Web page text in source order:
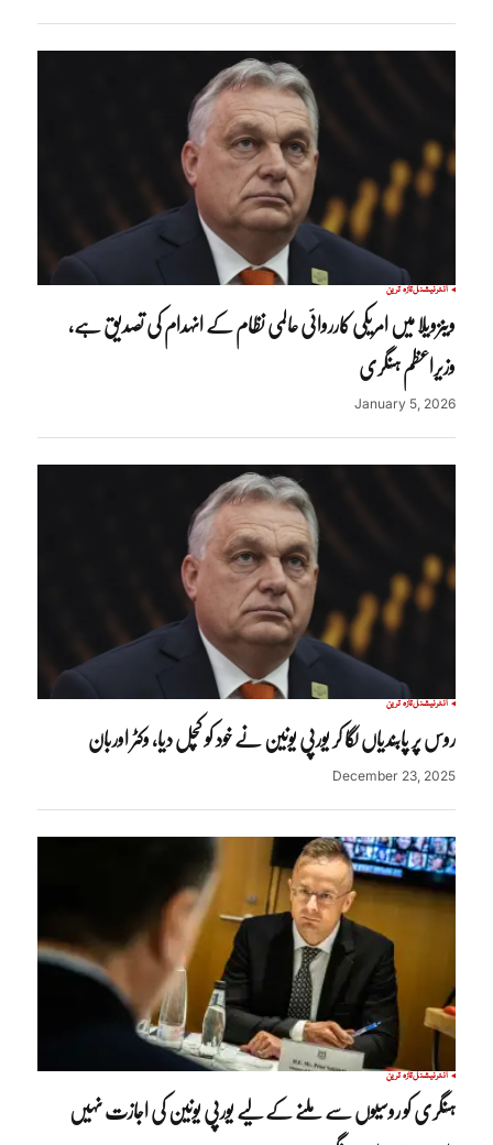
انٹرنیشنلتازہ ترین
وینزویلا میں امریکی کارروائی عالمی نظام کے انہدام کی تصدیق ہے،
وزیراعظم ہنگری
January 5, 2026
انٹرنیشنلتازہ ترین
روس پر پابندیاں لگا کر یورپی یونین نے خود کو کچل دیا، وکٹر اوربان
December 23, 2025
انٹرنیشنلتازہ ترین
ہنگری کو روسیوں سے ملنے کے لیے یورپی یونین کی اجازت نہیں